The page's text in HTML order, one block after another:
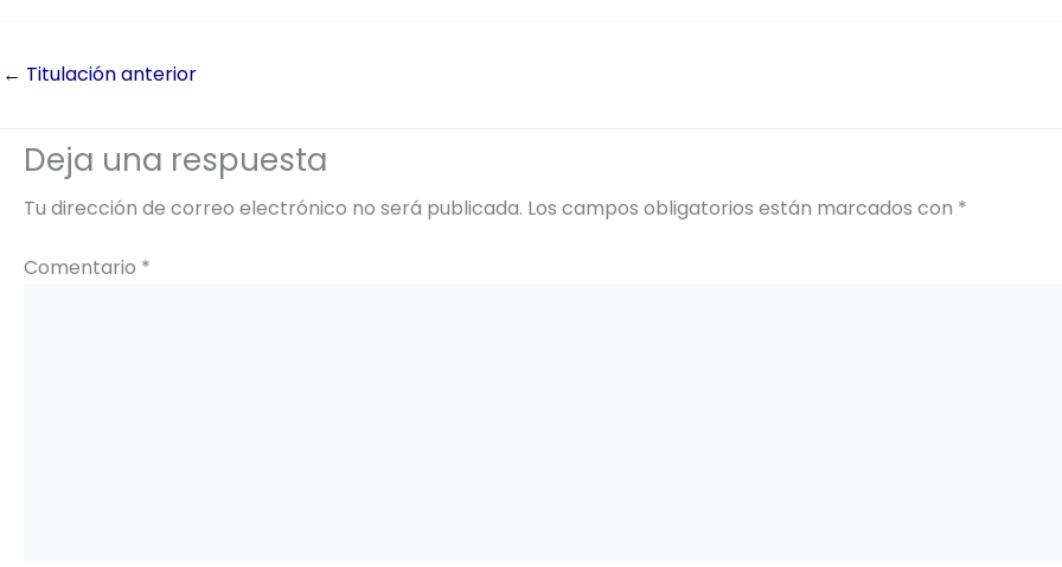
← Titulación anterior
Deja una respuesta
Tu dirección de correo electrónico no será publicada. Los campos obligatorios están marcados con *
Comentario *